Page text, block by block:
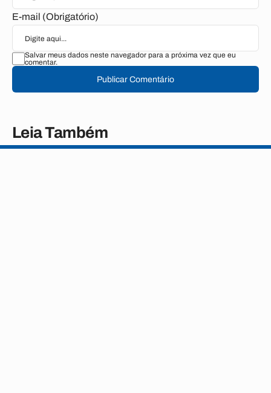
E-mail (Obrigatório)
Salvar meus dados neste navegador para a próxima vez que eu
comentar.
Publicar Comentário
Leia Também